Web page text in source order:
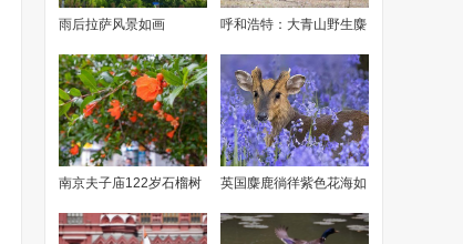
雨后拉萨风景如画 呼和浩特：大青山野生麋
鹿成功繁衍
南京夫子庙122岁石榴树
花开满枝
英国麋鹿徜徉紫色花海如
童话场景